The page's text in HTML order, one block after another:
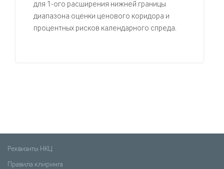
для 1-ого расширения нижней границы
диапазона оценки ценового коридора и
процентных рисков календарного спреда.
Реквизиты НКЦ
Правила клиринга